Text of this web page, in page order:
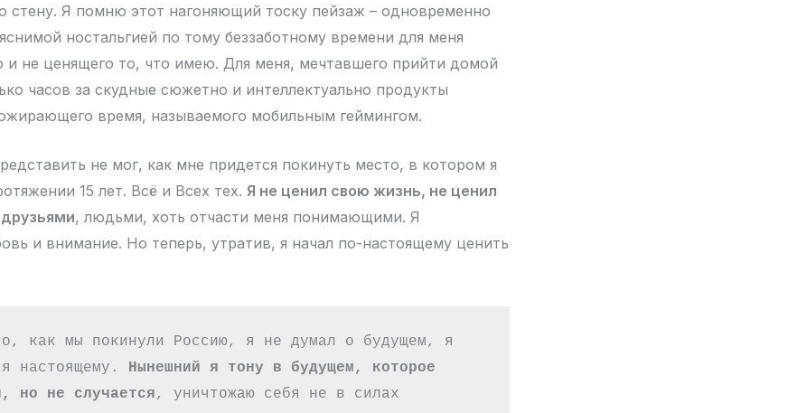
стену. Я помню этот нагоняющий тоску пейзаж – одновременно
ностальгией по тому беззаботному времени для меня
и не ценящего то, что имею. Для меня, мечтавшего прийти домой
часов за скудные сюжетно и интеллектуально продукты
время, называемого мобильным геймингом.
не мог, как мне придется покинуть место, в котором я
15 лет. Всё и Всех тех. Я не ценил свою жизнь, не ценил
, людьми, хоть отчасти меня понимающими. Я
и внимание. Но теперь, утратив, я начал по-настоящему ценить
как мы покинули Россию, я не думал о будущем, я
настоящему. Нынешний я тону в будущем, которое
но не случается, уничтожаю себя не в силах